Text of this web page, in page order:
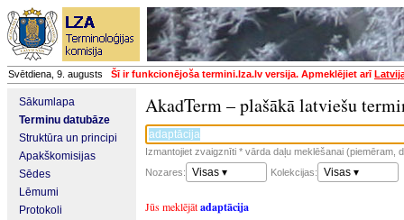
Svētdiena, 9. augusts Šī ir funkcionējoša termini.lza.lv versija. Apmeklējiet arī
Sākumlapa
Terminu datubāze
Struktūra un principi
Apakškomisijas
Sēdes
Lēmumi
Protokoli
AkadTerm – plašākā latviešu
Izmantojiet zvaigznīti * vārda daļu meklēšanai (piemēram,
Nozares:
Visas ▾ Kolekcijas: Visas ▾
Jūs meklējātadaptācija